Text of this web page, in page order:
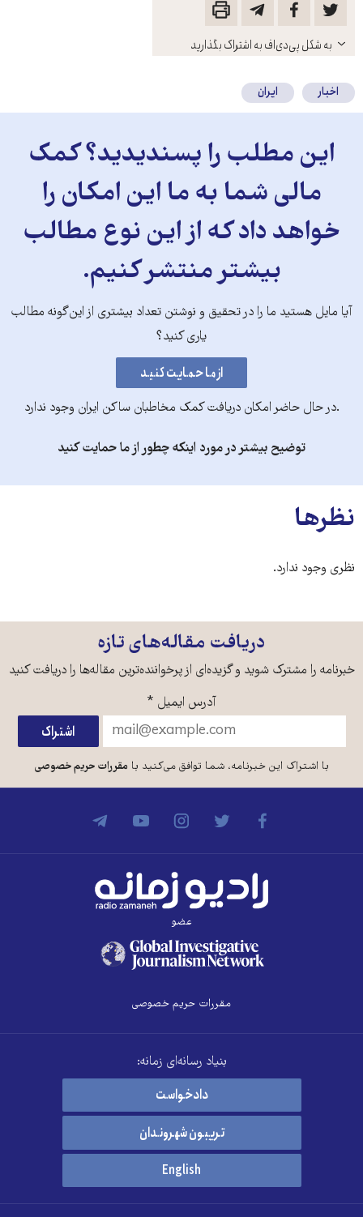
باز
کنید
به شکل پی‌دی‌اف به اشتراک بگذارید
اخبار ایران
این مطلب را پسندیدید؟ کمک
مالی شما به ما این امکان را
خواهد داد که از این نوع مطالب
بیشتر منتشر کنیم.
آیا مایل هستید ما را در تحقیق و نوشتن تعداد بیشتری از این‌گونه مطالب
یاری کنید؟
.در حال حاضر امکان دریافت کمک مخاطبان ساکن ایران وجود ندارد
توضیح بیشتر در مورد اینکه چطور از ما حمایت کنید
نظرها
نظری وجود ندارد.
دریافت مقاله‌های تازه
خبرنامه را مشترک شوید و گزیده‌ای از پرخواننده‌ترین مقاله‌ها را دریافت کنید
آدرس ایمیل *
با اشتراک این خبرنامه، شما توافق می‌کنید بامقررات حریم خصوصی
عضو
مقررات حریم خصوصی
بنیاد رسانه‌ای زمانه:
دادخواست
تریبون شهروندان
English